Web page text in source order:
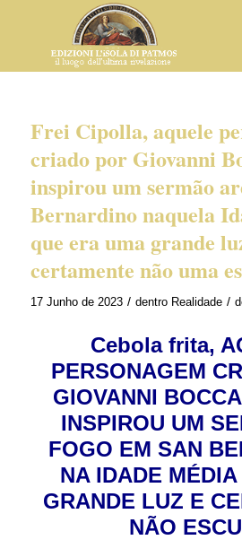
Frei Cipolla, aquele
criado por Giovanni
inspirou um sermão
Bernardino naquela
que era uma grande
certamente não uma
17 Junho de 2023 / dentro Realidade /
Cebola frita,
PERSONAGEM
GIOVANNI
INSPIROU UM
FOGO EM SAN
NA IDADE
GRANDE LUZ E
NÃO